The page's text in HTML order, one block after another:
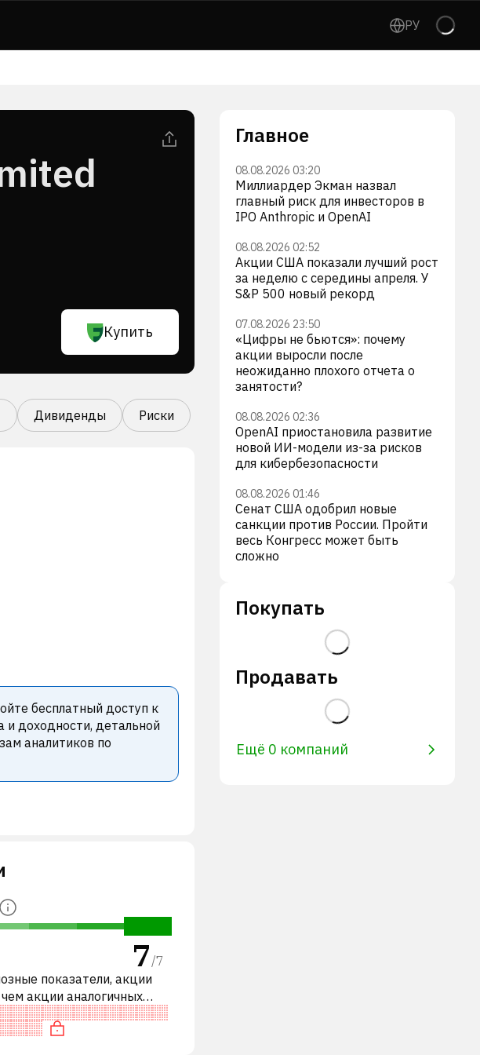
РУ
Купить
Дивиденды Риски
бесплатный доступ к
доходности, детальной
аналитиков по
7 /7
показатели, акции
акции аналогичных
компании разумно
по
Главное
08.08.2026 03:20
Миллиардер Экман назвал
главный риск для инвесторов в
IPO Anthropic и OpenAI
08.08.2026 02:52
Акции США показали лучший рост
за неделю с середины апреля. У
S&P 500 новый рекорд
07.08.2026 23:50
«Цифры не бьются»: почему
акции выросли после
неожиданно плохого отчета о
занятости?
08.08.2026 02:36
OpenAI приостановила развитие
новой ИИ-модели из-за рисков
для кибербезопасности
08.08.2026 01:46
Сенат США одобрил новые
санкции против России. Пройти
весь Конгресс может быть
сложно
Покупать
Продавать
Ещё 0 компаний